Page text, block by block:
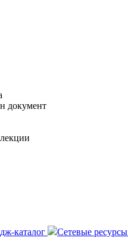
документ
каталог
Сетевые ресурсы